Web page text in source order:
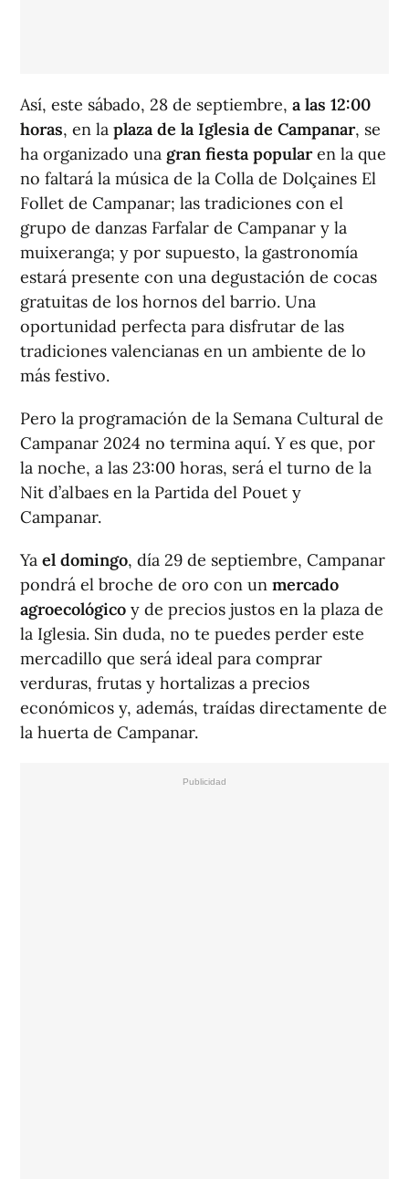
Así, este sábado, 28 de septiembre, a las 12:00
horas, en la plaza de la Iglesia de Campanar, se
ha organizado una gran fiesta popularen la que
no faltará la música de la Colla de Dolçaines El
Follet de Campanar; las tradiciones con el
grupo de danzas Farfalar de Campanar y la
muixeranga; y por supuesto, la gastronomía
estará presente con una degustación de cocas
gratuitas de los hornos del barrio. Una
oportunidad perfecta para disfrutar de las
tradiciones valencianas en un ambiente de lo
más festivo.
Pero la programación de la Semana Cultural de
Campanar 2024 no termina aquí. Y es que, por
la noche, a las 23:00 horas, será el turno de la
Nit d’albaes en la Partida del Pouet y
Campanar.
Ya el domingo, día 29 de septiembre, Campanar
pondrá el broche de oro con un mercado
agroecológico y de precios justos en la plaza de
la Iglesia. Sin duda, no te puedes perder este
mercadillo que será ideal para comprar
verduras, frutas y hortalizas a precios
económicos y, además, traídas directamente de
la huerta de Campanar.